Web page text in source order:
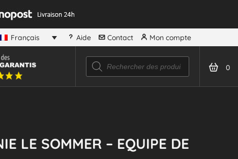
Français Aide Contact Mon compte
0
LE SOMMER – EQUIPE DE